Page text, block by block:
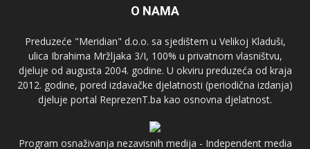
O NAMA
Preduzeće "Meridian" d.o.o. sa sjedištem u Velikoj Kladuši,
ulica Ibrahima Mržljaka 3/I, 100% u privatnom vlasništvu,
djeluje od augusta 2004. godine. U okviru preduzeća od kraja
2012. godine, pored izdavačke djelatnosti (periodična izdanja)
djeluje portal ReprezenT.ba kao osnovna djelatnost.
Program osnaživanja nezavisnih medija - Independent media